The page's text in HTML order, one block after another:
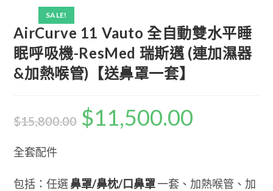
SALE!
AirCurve 11 Vauto 全自動雙水平睡
眠呼吸機-ResMed 瑞斯邁 (連加濕器
&加熱喉管)【送鼻罩一套】
$15,800.00 $11,500.00
全套配件
包括：任選 鼻罩/鼻枕/口鼻罩一套、加熱喉管、加